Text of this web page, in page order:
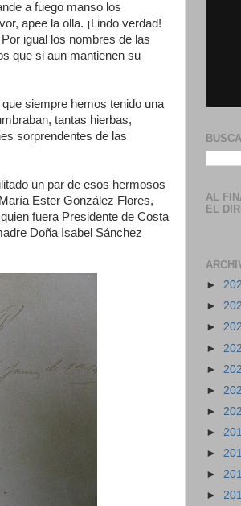
a fuego manso los
apee la olla. ¡Lindo verdad!
igual los nombres de las
que si aun mantienen su
siempre hemos tenido una
tantas hierbas,
sorprendentes de las
un par de esos hermosos
Ester González Flores,
fuera Presidente de Costa
Doña Isabel Sánchez
AL
EL
►
►
►
►
►
►
►
►
►
►
►